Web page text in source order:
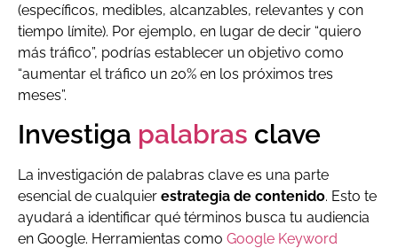
(específicos, medibles, alcanzables, relevantes y con
tiempo límite). Por ejemplo, en lugar de decir “quiero
más tráfico”, podrías establecer un objetivo como
“aumentar el tráfico un 20% en los próximos tres
meses”.
Investiga palabras clave
La investigación de palabras clave es una parte
esencial de cualquier estrategia de contenido. Esto te
ayudará a identificar qué términos busca tu audiencia
en Google. Herramientas como Google Keyword